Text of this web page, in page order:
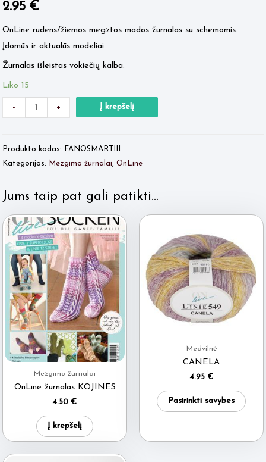
2.95 €
OnLine rudens/žiemos megztos mados žurnalas su schemomis.
Įdomūs ir aktualūs modeliai.
Žurnalas išleistas vokiečių kalba.
Liko 15
Quantity
-
produkto
kiekis:
FANO
SMART
Quantity
+ Į krepšelį
Produkto kodas:
FANOSMARTIII
Kategorijos:
Mezgimo žurnalai, OnLine
Jums taip pat gali patikti…
Mezgimo žurnalai
OnLine žurnalas KOJINES
4.50 €
Į krepšelį
Medvilnė
CANELA
4.95 €
Pasirinkti savybes